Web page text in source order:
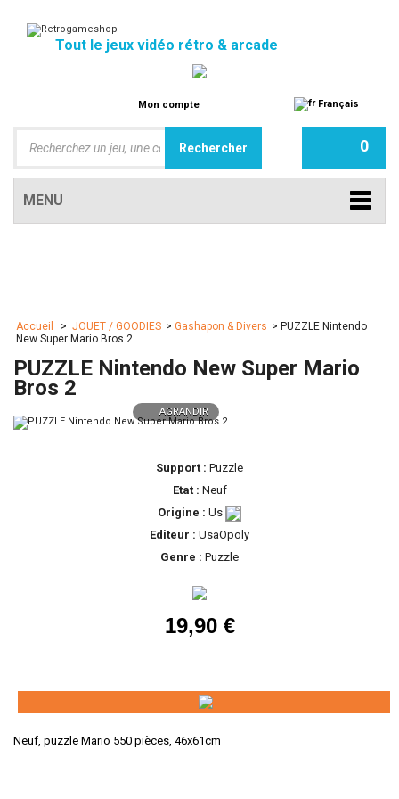
Tout le jeux vidéo rétro & arcade
Mon compte Français
0
MENU
Accueil > JOUET / GOODIES > Gashapon & Divers > PUZZLE Nintendo
New Super Mario Bros 2
PUZZLE Nintendo New Super Mario
Bros 2
AGRANDIR
Support : Puzzle
Etat : Neuf
Origine : Us
Editeur : UsaOpoly
Genre : Puzzle
19,90 €
Neuf, puzzle Mario 550 pièces, 46x61cm